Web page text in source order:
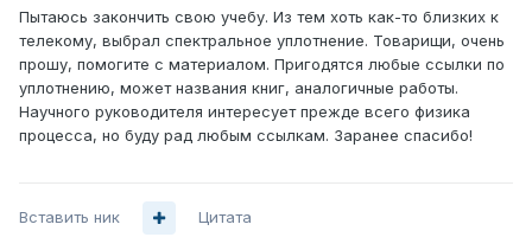
Пытаюсь закончить свою учебу. Из тем хоть как-то близких к
телекому, выбрал спектральное уплотнение. Товарищи, очень
прошу, помогите с материалом. Пригодятся любые ссылки по
уплотнению, может названия книг, аналогичные работы.
Научного руководителя интересует прежде всего физика
процесса, но буду рад любым ссылкам. Заранее спасибо!
Вставить ник Цитата